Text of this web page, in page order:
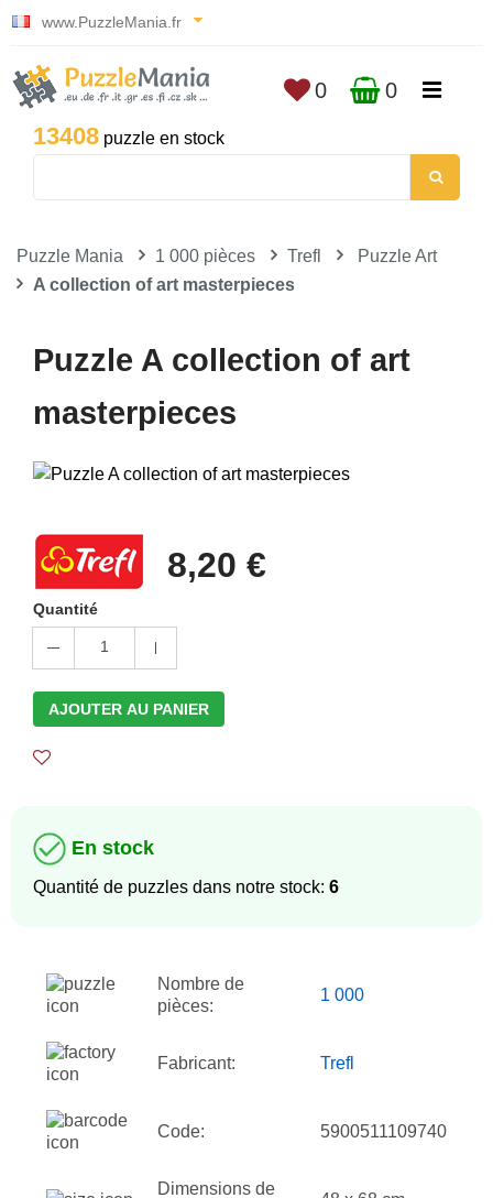
www.PuzzleMania.fr
13408 puzzle en stock
0 0
Puzzle Mania 1 000 pièces Trefl
Puzzle Art
A collection of art masterpieces
Puzzle A collection of art
masterpieces
8,20 €
Quantité
1
AJOUTER AU PANIER
En stock
Quantité de puzzles dans notre stock: 6
Nombre de
pièces:
1 000
Fabricant: Trefl
Code: 5900511109740
Dimensions de